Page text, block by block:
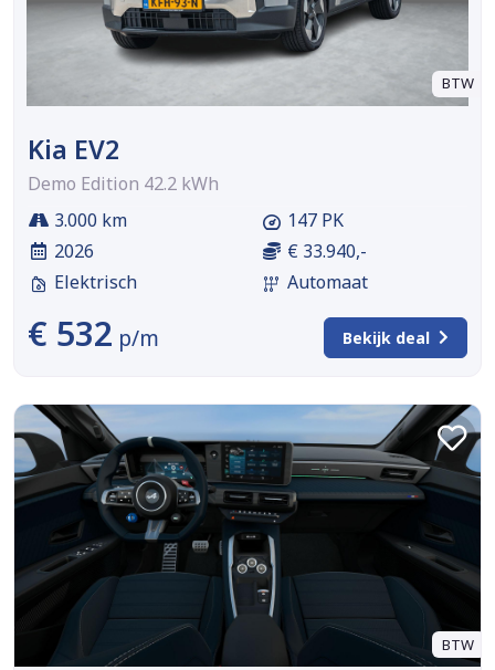
BTW
Kia EV2
Demo Edition 42.2 kWh
3.000 km
2026
Elektrisch
147 PK
€ 33.940,-
Automaat
€ 532 p/m Bekijk deal
BTW